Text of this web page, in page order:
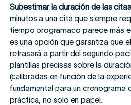
Subestimar la duración de las
minutos a una cita que siempre
tiempo programado parece más
es una opción que garantiza que
retrasará a partir del segundo
plantillas precisas sobre la
(calibradas en función de la
fundamental para un cronograma
práctica, no solo en papel.